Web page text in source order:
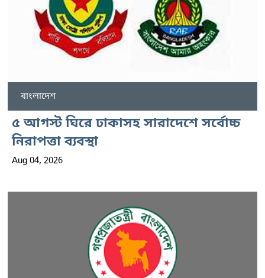
বাংলাদেশ
৫ আগস্ট ঘিরে ঢাকাসহ সারাদেশে সর্বোচ্চ
নিরাপত্তা ব্যবস্থা
Aug 04, 2026